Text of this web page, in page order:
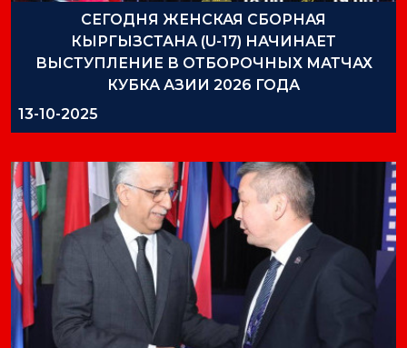
СЕГОДНЯ ЖЕНСКАЯ СБОРНАЯ
КЫРГЫЗСТАНА (U-17) НАЧИНАЕТ
ВЫСТУПЛЕНИЕ В ОТБОРОЧНЫХ МАТЧАХ
КУБКА АЗИИ 2026 ГОДА
13-10-2025